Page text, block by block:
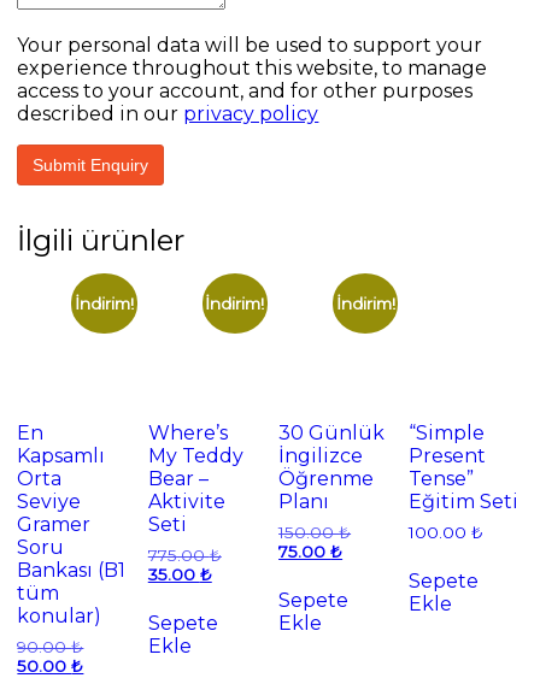
Your personal data will be used to support your
experience throughout this website, to manage
access to your account, and for other purposes
described in our privacy policy
İlgili ürünler
İndirim!
En
Kapsamlı
Orta
Seviye
Gramer
Soru
Bankası (B1
tüm
konular)
90.00₺Orijinal
fiyat:
50.00₺Şu
İndirim!
Where’s
My Teddy
Bear –
Aktivite
Seti
775.00₺Orijinal
775.00 ₺.
35.00 ₺Şu
35.00 ₺.
Sepete
Ekle
İndirim!
30 Günlük
İngilizce
Öğrenme
Planı
150.00₺Orijinal
150.00 ₺.
75.00₺Şu
75.00 ₺.
Sepete
Ekle
“Simple
Present
Tense”
Eğitim Seti
100.00₺
Sepete
Ekle